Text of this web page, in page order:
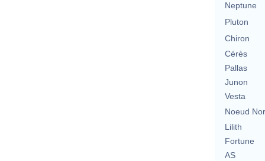
Neptune
Pluton
Chiron
Cérès
Pallas
Junon
Vesta
Noeud
Lilith
Fortune
AS